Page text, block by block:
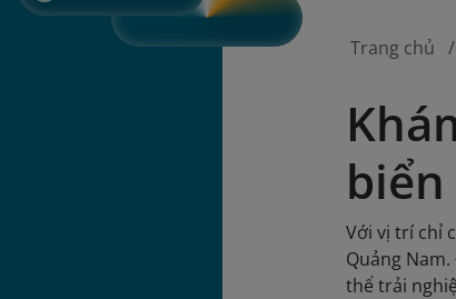
Trang chủ
Với vị trí chỉ
Quảng
thể trải